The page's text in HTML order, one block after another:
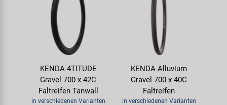
KENDA 4TITUDE
Gravel 700 x 42C
Faltreifen Tanwall
in verschiedenen Varianten
KENDA Alluvium
Gravel 700 x 40C
Faltreifen
in verschiedenen Varianten